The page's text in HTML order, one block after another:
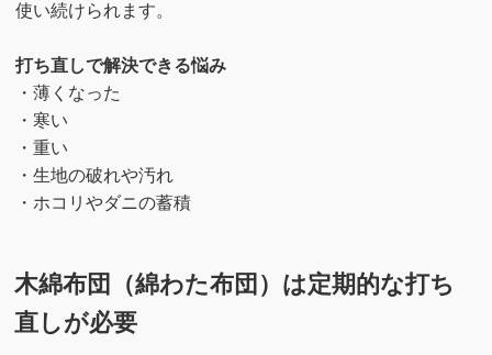
使い続けられます。
打ち直しで解決できる悩み
・薄くなった
・寒い
・重い
・生地の破れや汚れ
・ホコリやダニの蓄積
木綿布団（綿わた布団）は定期的な打ち
直しが必要